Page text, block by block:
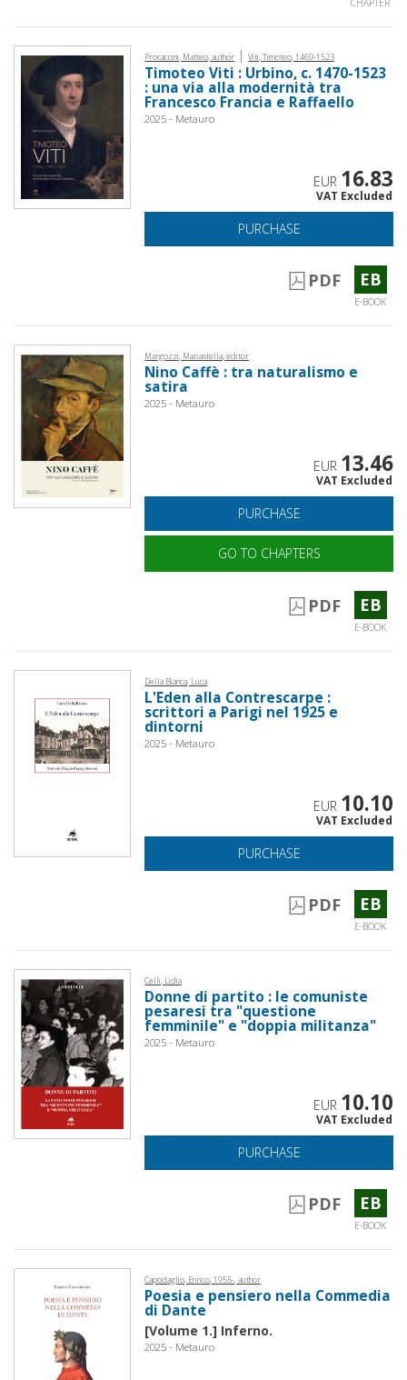
Procaccini, Matteo, author | Viti, Timoteo, 1469-1523
Timoteo Viti : Urbino, c. 1470-1523
: una via alla modernità tra
Francesco Francia e Raffaello
2025 - Metauro
EUR 16.83
VAT Excluded
PURCHASE
PDF EB
E-BOOK
Margozzi, Mariastella, editor
Nino Caffè : tra naturalismo e
satira
2025 - Metauro
EUR 13.46
VAT Excluded
PURCHASE
GO TO CHAPTERS
PDF EB
E-BOOK
Della Bianca, Luca
L'Eden alla Contrescarpe :
scrittori a Parigi nel 1925 e
dintorni
2025 - Metauro
EUR 10.10
VAT Excluded
PURCHASE
PDF EB
E-BOOK
Celli, Lidia
Donne di partito : le comuniste
pesaresi tra "questione
femminile" e "doppia militanza"
2025 - Metauro
EUR 10.10
VAT Excluded
PURCHASE
PDF EB
E-BOOK
Capodaglio, Enrico, 1955-, author
Poesia e pensiero nella Commedia
di Dante
[Volume 1.] Inferno.
2025 - Metauro